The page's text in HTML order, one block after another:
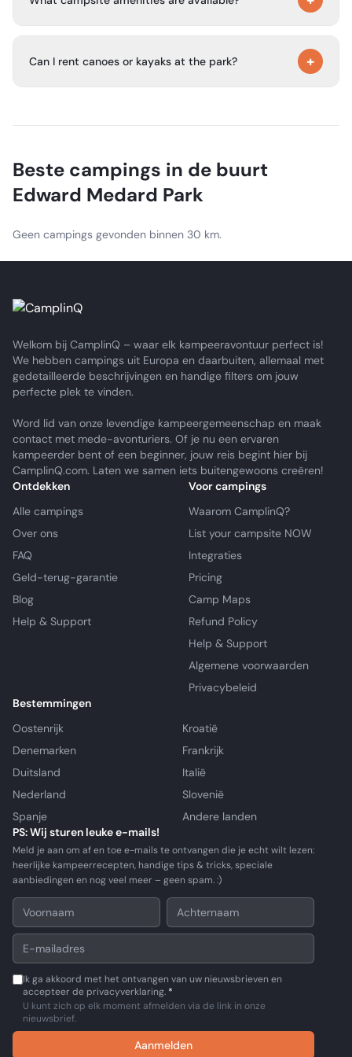
and water. Public restrooms with showers and an RV
Can I rent canoes or kayaks at the park? +
park’s entry station.
Beste campings in de buurt
Edward Medard Park
Geen campings gevonden binnen 30 km.
Welkom bij CamplinQ – waar elk kampeeravontuur perfect is!
We hebben campings uit Europa en daarbuiten, allemaal met
gedetailleerde beschrijvingen en handige filters om jouw
perfecte plek te vinden.
Word lid van onze levendige kampeergemeenschap en maak
contact met mede-avonturiers. Of je nu een ervaren
kampeerder bent of een beginner, jouw reis begint hier bij
CamplinQ.com. Laten we samen iets buitengewoons creëren!
Ontdekken
Alle campings
Over ons
FAQ
Geld-terug-garantie
Blog
Help & Support
Voor campings
Waarom CamplinQ?
List your campsite NOW
Integraties
Pricing
Camp Maps
Refund Policy
Help & Support
Algemene voorwaarden
Privacybeleid
Bestemmingen
Oostenrijk
Kroatië
Denemarken
Frankrijk
Duitsland
Italië
Nederland
Slovenië
Spanje
Andere landen
PS: Wij sturen leuke e-mails!
Meld je aan om af en toe e-mails te ontvangen die je echt wilt lezen:
heerlijke kampeerrecepten, handige tips & tricks, speciale
aanbiedingen en nog veel meer – geen spam. :)
Ik ga akkoord met het ontvangen van uw nieuwsbrieven en
accepteer de privacyverklaring. *
U kunt zich op elk moment afmelden via de link in onze
nieuwsbrief.
Aanmelden